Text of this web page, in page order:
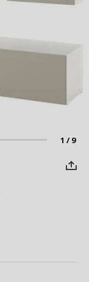
1 / 9